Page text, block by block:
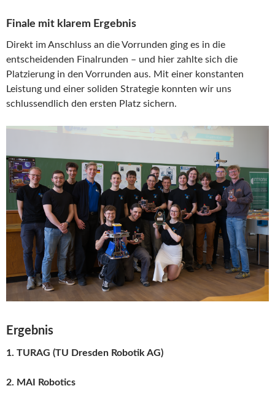
Finale mit klarem Ergebnis
Direkt im Anschluss an die Vorrunden ging es in die
entscheidenden Finalrunden – und hier zahlte sich die
Platzierung in den Vorrunden aus. Mit einer konstanten
Leistung und einer soliden Strategie konnten wir uns
schlussendlich den ersten Platz sichern.
Ergebnis
1. TURAG (TU Dresden Robotik AG)
2. MAI Robotics